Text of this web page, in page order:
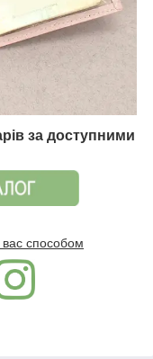
за доступними
способом